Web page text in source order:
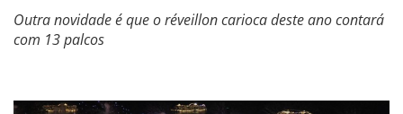
Outra novidade é que o réveillon carioca deste ano contará
com 13 palcos